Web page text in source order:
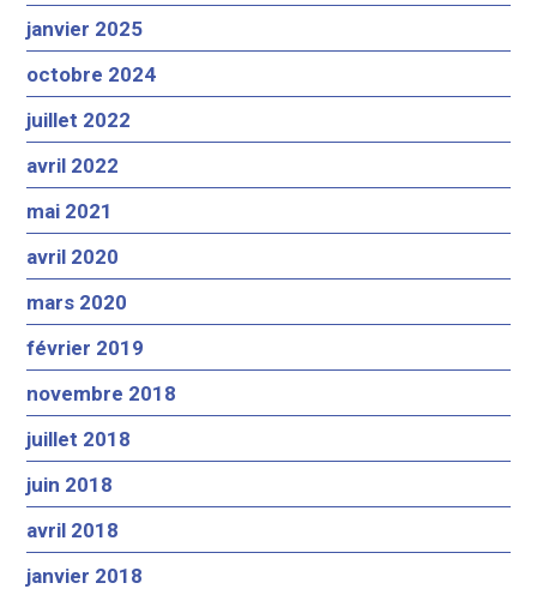
janvier 2025
octobre 2024
juillet 2022
avril 2022
mai 2021
avril 2020
mars 2020
février 2019
novembre 2018
juillet 2018
juin 2018
avril 2018
janvier 2018